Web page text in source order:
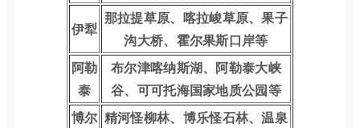
伊犁
那拉提草原、喀拉峻草原、果子
沟大桥、霍尔果斯口岸等
阿勒
泰
布尔津喀纳斯湖、阿勒泰大峡
谷、可可托海国家地质公园等
博尔 精河怪柳林、博乐怪石林、温泉